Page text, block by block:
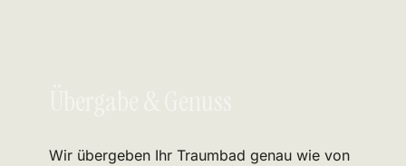
Wir übergeben Ihr Traumbad genau wie von